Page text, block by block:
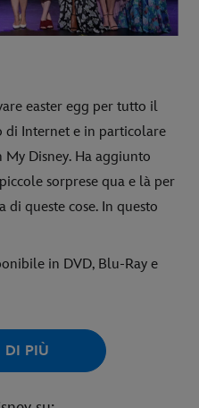
easter egg per tutto il
Internet e in particolare
My Disney. Ha aggiunto
sorprese qua e là per
di queste cose. In questo
in DVD, Blu-Ray e
DI PIÙ